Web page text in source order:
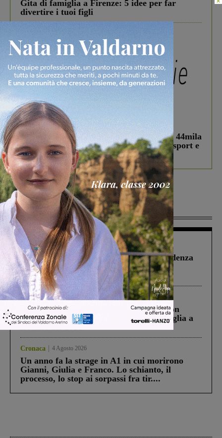
Gita di famiglia a Firenze: 5 idee per far
divertire i tuoi figli
In vetrina 3 Agosto 2026
Estra Notizie agosto: Smart Cities, oltre 44mila
studenti coinvolti, torna il bando per lo sport e
debutta il podcast Estrair
Più lette
Figline Incisa Valdarno 1 Agosto 2026
Piscina di Figline finanziata oltre la scadenza
Pnrr, il gruppo di Fratelli d’Italia: “Un
ringraziamento al Governo”
Cronaca 3 Agosto 2026
Scomparso da una struttura di Castiglion
Fiorentino l’uomo che aveva ucciso la figlia a
Levane nel 2020
Cronaca 4 Agosto 2026
Un anno fa la strage in A1 in cui morirono
Gianni, Giulia e Franco. Lo schianto, il
processo, lo stop ai sorpassi fra tir....